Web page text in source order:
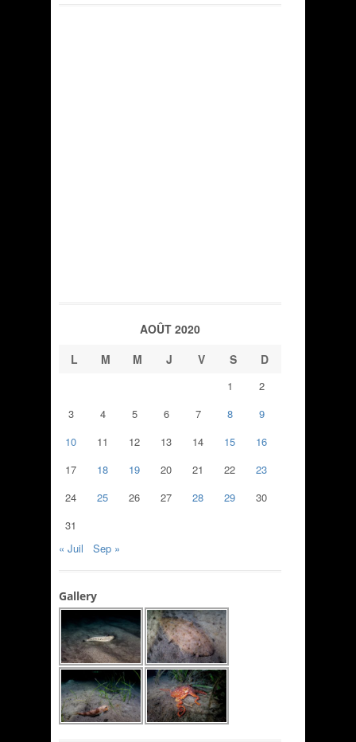
AOÛT 2020
L
M M J V S D
1
2
3
4 5 6 7 8
9
10
11 12 13 14 15
16
17
18 19 20 21 22
23
24
25 26 27 28 29
30
31
« Juil
Sep »
Gallery